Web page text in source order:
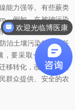
能力强等。有些蕨类
，例如，在被砷污染
藓砷富集量可达1250
治土壤污染的首要任
要采取一切有效措
移转化，改善农村生
群众提供、安全的农
欢迎光临博医康